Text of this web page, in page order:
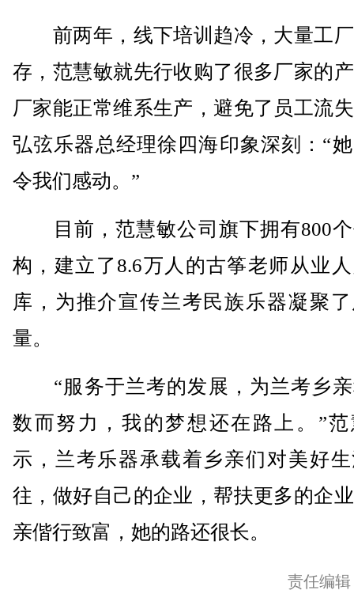
前两年，线下培训趋冷，大量工
存，范慧敏就先行收购了很多厂家的
厂家能正常维系生产，避免了员工流
弘弦乐器总经理徐四海印象深刻：“
令我们感动。”
目前，范慧敏公司旗下拥有800个
构，建立了8.6万人的古筝老师从业
库，为推介宣传兰考民族乐器凝聚
量。
“服务于兰考的发展，为兰考乡亲
数而努力，我的梦想还在路上。”
示，兰考乐器承载着乡亲们对美好
往，做好自己的企业，帮扶更多的企
亲偕行致富，她的路还很长。
责任编